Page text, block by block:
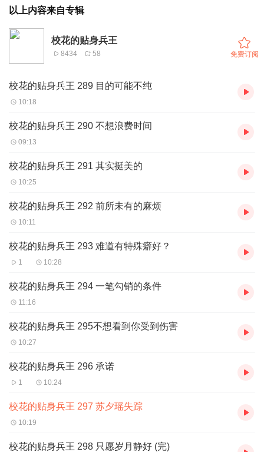
以上内容来自专辑
校花的贴身兵王
8434 58 免费订阅
校花的贴身兵王 289 目的可能不纯
10:18
校花的贴身兵王 290 不想浪费时间
09:13
校花的贴身兵王 291 其实挺美的
10:25
校花的贴身兵王 292 前所未有的麻烦
10:11
校花的贴身兵王 293 难道有特殊癖好？
1 10:28
校花的贴身兵王 294 一笔勾销的条件
11:16
校花的贴身兵王 295不想看到你受到伤害
10:27
校花的贴身兵王 296 承诺
1 10:24
校花的贴身兵王 297 苏夕瑶失踪
10:19
校花的贴身兵王 298 只愿岁月静好 (完)